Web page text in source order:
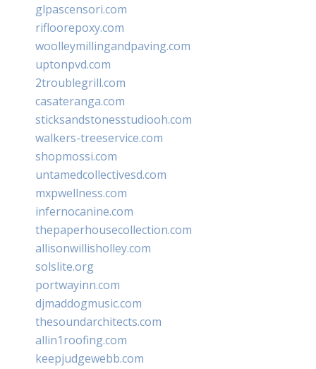
glpascensori.com
rifloorepoxy.com
woolleymillingandpaving.com
uptonpvd.com
2troublegrill.com
casateranga.com
sticksandstonesstudiooh.com
walkers-treeservice.com
shopmossi.com
untamedcollectivesd.com
mxpwellness.com
infernocanine.com
thepaperhousecollection.com
allisonwillisholley.com
solslite.org
portwayinn.com
djmaddogmusic.com
thesoundarchitects.com
allin1roofing.com
keepjudgewebb.com